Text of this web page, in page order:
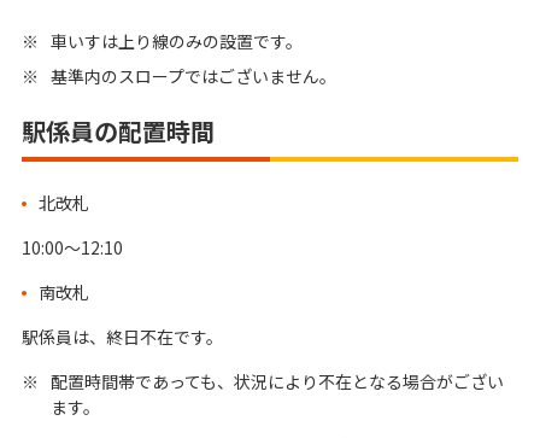
※ 車いすは上り線のみの設置です。
※ 基準内のスロープではございません。
駅係員の配置時間
北改札
10:00～12:10
南改札
駅係員は、終日不在です。
※ 配置時間帯であっても、状況により不在となる場合がござい
ます。